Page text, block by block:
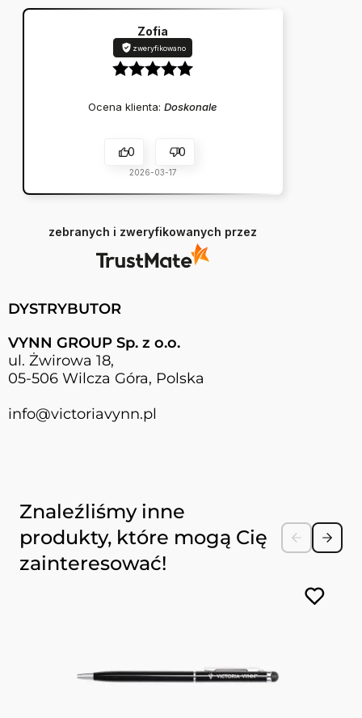
Zofia
zweryfikowano
Ocena klienta:Doskonale
0 0
2026-03-17
zebranych i zweryfikowanych przez
DYSTRYBUTOR
VYNN GROUP Sp. z o.o.
ul. Żwirowa 18,
05-506 Wilcza Góra, Polska
info@victoriavynn.pl
Naciśnij, aby pominąć karuzelę
Znaleźliśmy inne
produkty, które mogą Cię
zainteresować!